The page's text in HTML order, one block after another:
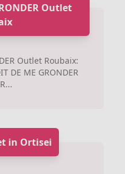
Outlet
Outlet Roubaix:
DE ME GRONDER
in Ortisei